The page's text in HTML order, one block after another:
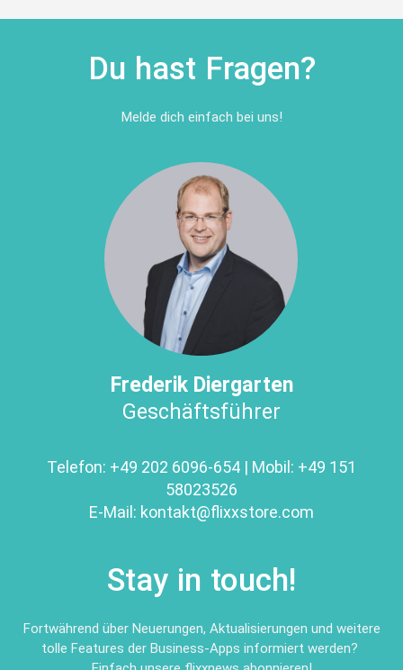
Du hast Fragen?
Melde dich einfach bei uns!
Frederik Diergarten
Geschäftsführer
Telefon: +49 202 6096-654 | Mobil: +49 151
58023526
E-Mail: kontakt@flixxstore.com
Stay in touch!
Fortwährend über Neuerungen, Aktualisierungen und weitere
tolle Features der Business-Apps informiert werden?